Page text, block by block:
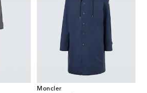
Moncler